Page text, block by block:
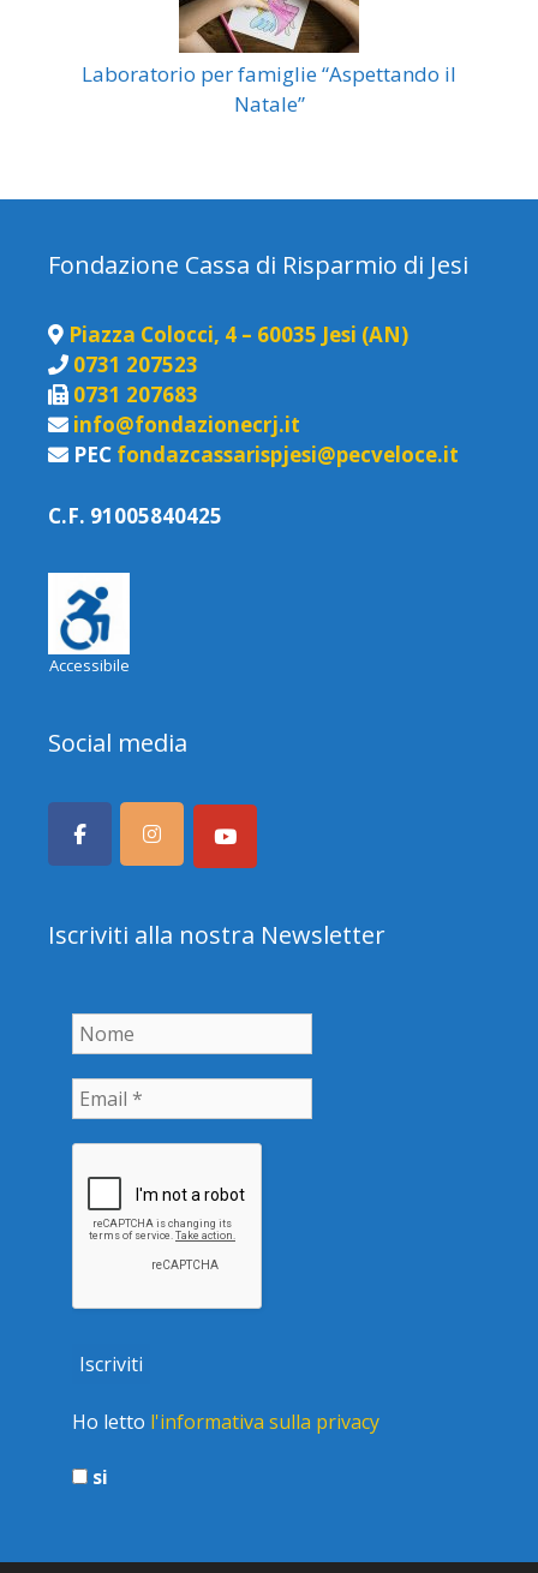
Laboratorio per famiglie “Aspettando il
Natale”
Fondazione Cassa di Risparmio di Jesi
Piazza Colocci, 4 – 60035 Jesi (AN)
0731 207523
0731 207683
info@fondazionecrj.it
PEC fondazcassarispjesi@pecveloce.it
C.F. 91005840425
Accessibile
Social media
Iscriviti alla nostra Newsletter
Ho letto l'informativa sulla privacy
si